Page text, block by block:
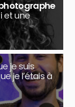
et une
je suis
je l’étais à